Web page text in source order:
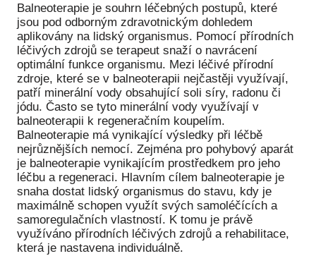
Balneoterapie je souhrn léčebných postupů, které
jsou pod odborným zdravotnickým dohledem
aplikovány na lidský organismus. Pomocí přírodních
léčivých zdrojů se terapeut snaží o navrácení
optimální funkce organismu. Mezi léčivé přírodní
zdroje, které se v balneoterapii nejčastěji využívají,
patří minerální vody obsahující soli síry, radonu či
jódu. Často se tyto minerální vody využívají v
balneoterapii k regeneračním koupelím.
Balneoterapie má vynikající výsledky při léčbě
nejrůznějších nemocí. Zejména pro pohybový aparát
je balneoterapie vynikajícím prostředkem pro jeho
léčbu a regeneraci. Hlavním cílem balneoterapie je
snaha dostat lidský organismus do stavu, kdy je
maximálně schopen využít svých samoléčících a
samoregulačních vlastností. K tomu je právě
využíváno přírodních léčivých zdrojů a rehabilitace,
která je nastavena individuálně.